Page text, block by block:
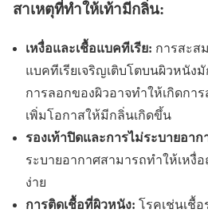
สาเหตุที่ทำให้เท้ามีกลิ่น:
เหงื่อและเชื้อแบคทีเรีย: การสะส
แบคทีเรียเจริญเติบโตบนผิวหนัง
การลอกของผิวอาจทำให้เกิดกา
เพิ่มโอกาสให้มีกลิ่นเกิดขึ้น
รองเท้าปิดและการไม่ระบายอาก
ระบายอากาศสามารถทำให้เหงื่
ง่าย
การติดเชื้อที่ผิวหนัง: โรคเช่นเชื้อ